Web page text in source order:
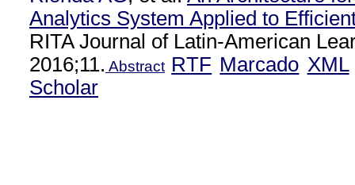
Analytics System Applied to
RITA Journal of Latin-American
2016;11. Abstract RTF Marcado XML
Scholar